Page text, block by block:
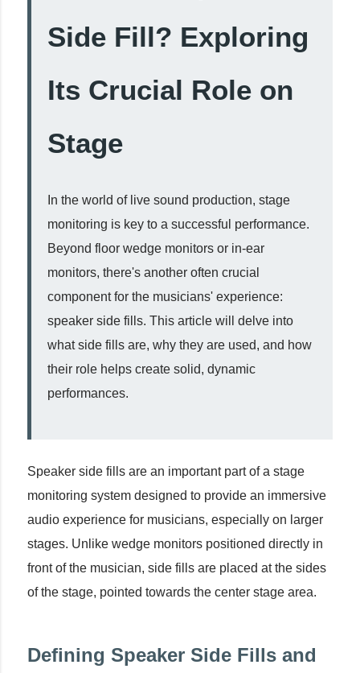
Side Fill? Exploring
Its Crucial Role on
Stage
In the world of live sound production, stage
monitoring is key to a successful performance.
Beyond floor wedge monitors or in-ear
monitors, there's another often crucial
component for the musicians' experience:
speaker side fills. This article will delve into
what side fills are, why they are used, and how
their role helps create solid, dynamic
performances.
Speaker side fills are an important part of a stage
monitoring system designed to provide an immersive
audio experience for musicians, especially on larger
stages. Unlike wedge monitors positioned directly in
front of the musician, side fills are placed at the sides
of the stage, pointed towards the center stage area.
Defining Speaker Side Fills and